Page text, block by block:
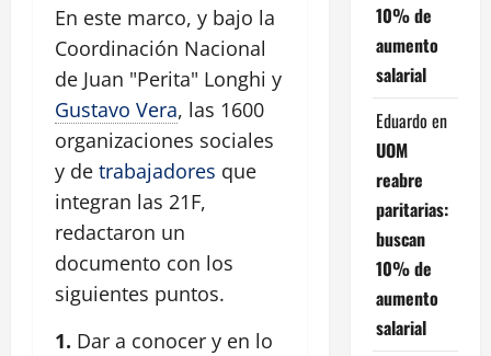
En este marco, y bajo la
Coordinación Nacional
de Juan "Perita" Longhi y
Gustavo Vera, las 1600
organizaciones sociales
y de trabajadores que
integran las 21F,
redactaron un
documento con los
siguientes puntos.
1. Dar a conocer y en lo
10% de
aumento
salarial
Eduardo en
UOM
reabre
paritarias:
buscan
10% de
aumento
salarial